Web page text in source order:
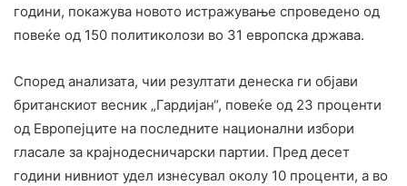
години, покажува новото истражување спроведено од
повеќе од 150 политиколози во 31 европска држава.
Според анализата, чии резултати денеска ги објави
британскиот весник „Гардијан“, повеќе од 23 проценти
од Европејците на последните национални избори
гласале за крајнодесничарски партии. Пред десет
години нивниот удел изнесувал околу 10 проценти, а во